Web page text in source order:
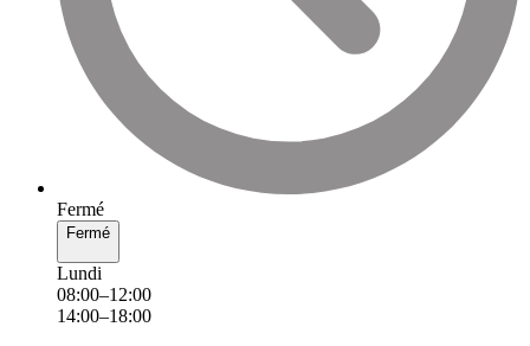
Fermé
Fermé
Lundi
08:00–12:00
14:00–18:00